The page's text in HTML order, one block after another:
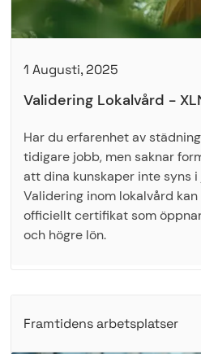
1 Augusti, 2025
Validering Lokalvård -
Har du erfarenhet av
tidigare jobb, men saknar
att dina kunskaper inte syns
Validering inom lokalvård
officiellt certifikat som
och högre lön.
Framtidens arbetsplatser